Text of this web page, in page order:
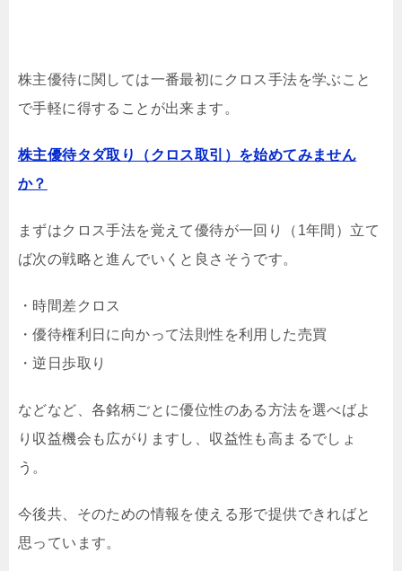
株主優待に関しては一番最初にクロス手法を学ぶこと
で手軽に得することが出来ます。
株主優待タダ取り（クロス取引）を始めてみません
か？
まずはクロス手法を覚えて優待が一回り（1年間）立て
ば次の戦略と進んでいくと良さそうです。
・時間差クロス
・優待権利日に向かって法則性を利用した売買
・逆日歩取り
などなど、各銘柄ごとに優位性のある方法を選べばよ
り収益機会も広がりますし、収益性も高まるでしょ
う。
今後共、そのための情報を使える形で提供できればと
思っています。